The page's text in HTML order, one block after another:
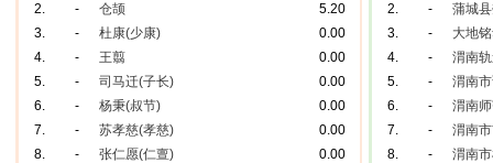
2.
- 仓颉
5.20
3.
- 杜康(少康)
0.00
4.
- 王翦
0.00
5.
- 司马迁(子长)
0.00
6.
- 杨秉(叔节)
0.00
7.
- 苏孝慈(孝慈)
0.00
8.
- 张仁愿(仁亶)
0.00
2.
-
蒲城
3.
-
大地
4.
-
渭南
5.
-
渭南
6.
-
渭南
7.
-
渭南
8.
-
渭南